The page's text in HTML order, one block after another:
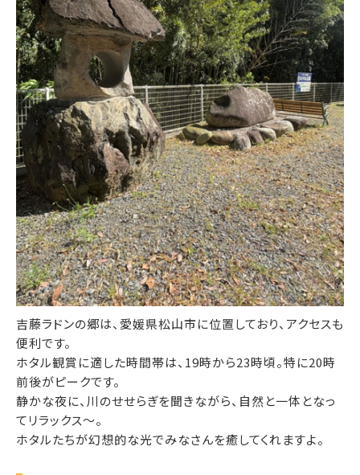
吉藤ラドンの郷は、愛媛県松山市に位置しており、アクセスも
便利です。
ホタル観賞に適した時間帯は、19時から23時頃。特に20時
前後がピークです。
静かな夜に、川のせせらぎを聞きながら、自然と一体となっ
てリラックス～。
ホタルたちが幻想的な光でみなさんを癒してくれますよ。